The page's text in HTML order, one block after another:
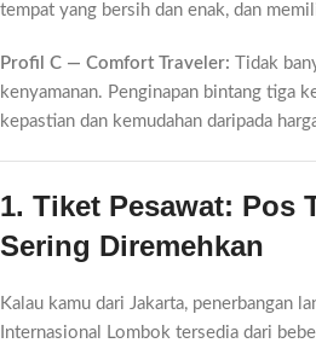
tempat yang bersih dan enak, dan
Profil C — Comfort Traveler: Tidak
kenyamanan. Penginapan bintang tiga
kepastian dan kemudahan daripada
1. Tiket Pesawat: Pos
Sering Diremehkan
Kalau kamu dari Jakarta, penerbangan
Internasional Lombok tersedia dari